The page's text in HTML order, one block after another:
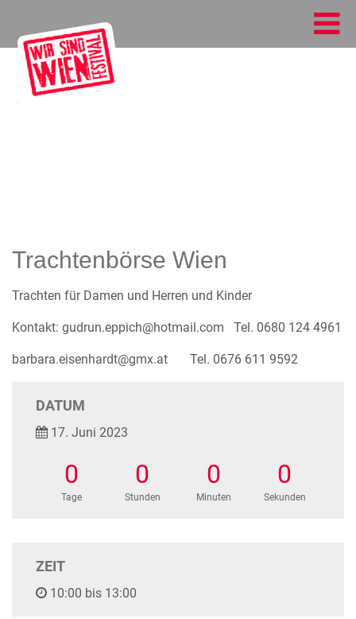
Trachtenbörse Wien
Trachten für Damen und Herren und Kinder
Kontakt: gudrun.eppich@hotmail.com Tel. 0680 124 4961
barbara.eisenhardt@gmx.at Tel. 0676 611 9592
DATUM
17. Juni 2023
0
Tage
0
Stunden
0
Minuten
0
Sekunden
ZEIT
10:00 bis 13:00